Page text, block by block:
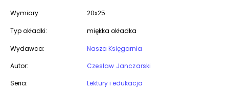
Wymiary: 20x25
Typ okładki: miękka okładka
Wydawca:
Nasza Księgarnia
Autor:
Czesław Janczarski
Seria:
Lektury i edukacja